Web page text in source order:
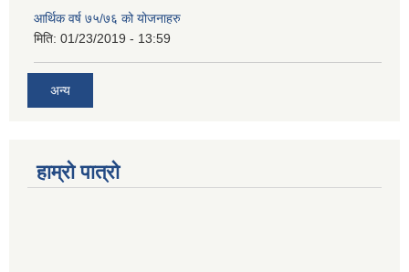
आर्थिक वर्ष ७५/७६ को योजनाहरु
मिति: 01/23/2019 - 13:59
अन्य
हाम्रो पात्रो